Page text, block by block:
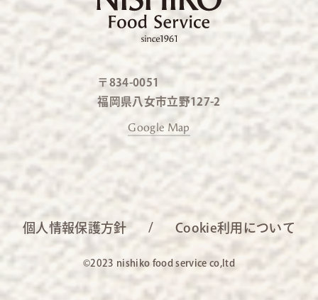
〒834-0051
福岡県八女市立野127-2
Google Map
©2023 nishiko food service co,ltd
個人情報保護方針 Cookie利用について